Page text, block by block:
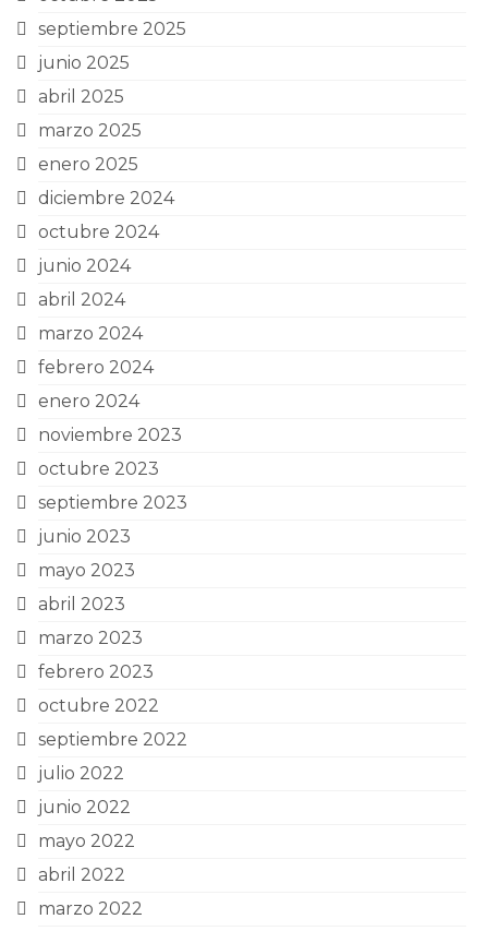
septiembre 2025
junio 2025
abril 2025
marzo 2025
enero 2025
diciembre 2024
octubre 2024
junio 2024
abril 2024
marzo 2024
febrero 2024
enero 2024
noviembre 2023
octubre 2023
septiembre 2023
junio 2023
mayo 2023
abril 2023
marzo 2023
febrero 2023
octubre 2022
septiembre 2022
julio 2022
junio 2022
mayo 2022
abril 2022
marzo 2022